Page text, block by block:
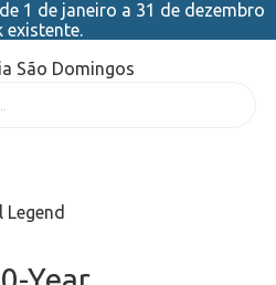
1 de janeiro a 31 de dezembro
existente.
Legend